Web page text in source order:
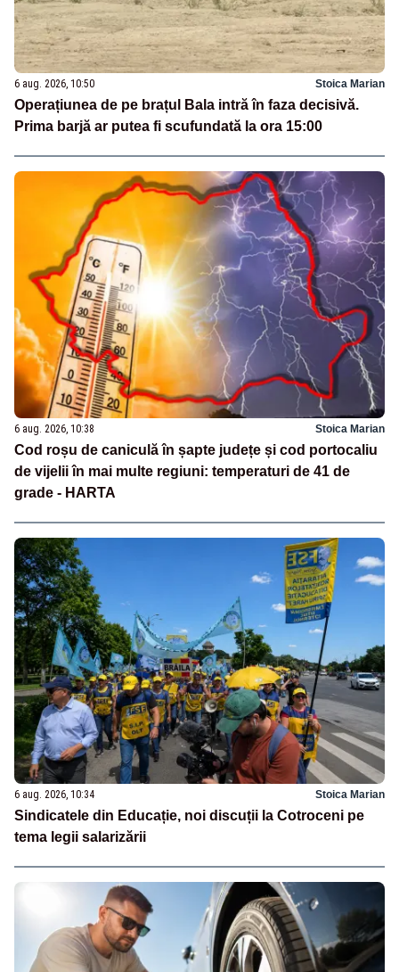
6 aug. 2026, 10:50 Stoica Marian
Operațiunea de pe brațul Bala intră în faza decisivă.
Prima barjă ar putea fi scufundată la ora 15:00
6 aug. 2026, 10:38 Stoica Marian
Cod roșu de caniculă în șapte județe și cod portocaliu
de vijelii în mai multe regiuni: temperaturi de 41 de
grade - HARTA
6 aug. 2026, 10:34 Stoica Marian
Sindicatele din Educație, noi discuții la Cotroceni pe
tema legii salarizării